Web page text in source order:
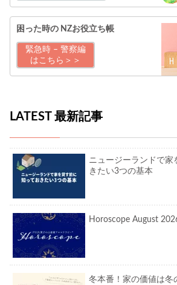
困った時の NZお役立ち帳
緊急時 – 警察編
はこちら＞＞
LATEST 最新記事
ニュージーランドで家
きたい3つの基本
Horoscope August
冬本番！家の価値は冬